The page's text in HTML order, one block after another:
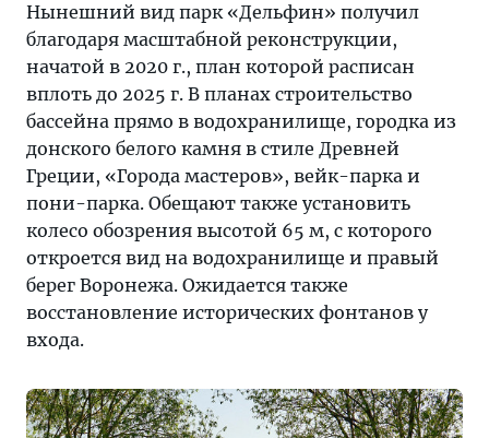
Нынешний вид парк «Дельфин» получил
благодаря масштабной реконструкции,
начатой в 2020 г., план которой расписан
вплоть до 2025 г. В планах строительство
бассейна прямо в водохранилище, городка из
донского белого камня в стиле Древней
Греции, «Города мастеров», вейк-парка и
пони-парка. Обещают также установить
колесо обозрения высотой 65 м, с которого
откроется вид на водохранилище и правый
берег Воронежа. Ожидается также
восстановление исторических фонтанов у
входа.